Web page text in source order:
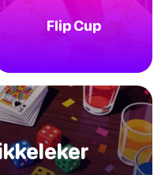
Flip Cup